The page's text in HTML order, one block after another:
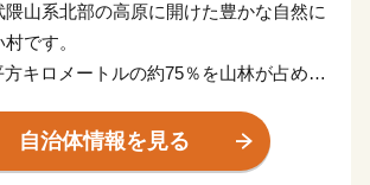
山系北部の高原に開けた豊かな自然に
です。
キロメートルの約75％を山林が占めた
比曽川が流れその流域に耕地が開かれ集
す。
自治体情報を見る